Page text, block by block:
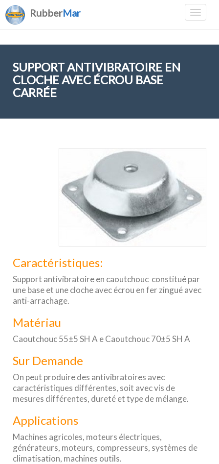
RubberMar
SUPPORT ANTIVIBRATOIRE EN
CLOCHE AVEC ÉCROU BASE
CARRÉE
Caractéristiques:
Support antivibratoire en caoutchouc constitué par
une base et une cloche avec écrou en fer zingué avec
anti-arrachage.
Matériau
Caoutchouc 55±5 SH A e Caoutchouc 70±5 SH A
Sur Demande
On peut produire des antivibratoires avec
caractéristiques différentes, soit avec vis de
mesures différentes, dureté et type de mélange.
Applications
Machines agricoles, moteurs électriques,
générateurs, moteurs, compresseurs, systèmes de
climatisation, machines outils.